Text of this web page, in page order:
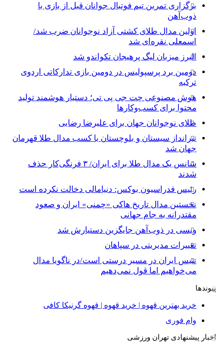
برگزاری تمرین تیم فوتبال جوانان قبل از بازی با
ذوب‌آهن
اولین مدال طلای کشتی آزاد نوجوانان ضرب شد/
اسمعلی نقره‌ای شد
البرز میزبان لیگ پرهیجان تکواندو شد
دومین برد پرسپولیس در دومین بازی تدارکاتی اردوی
ترکیه
هوش مصنوعی چت جی پی تی؛ دستیار هوشمند تولید
محتوا برای کسب‌وکارها
طلای نوجوانان جهان برای علیرضا رضایی
تیرانداز سیستان و بلوچستان با کسب مدال طلا قهرمان
جهان شد
شانس یک مدال طلا برای ایران/ ۳ فرنگی‌کار حذف
شدند
رئیس فدراسیون بوکس: دنیامالی دخالت نکرده است
نخستین مدال تاریخ هاکی «چمنی» ایران و صعود
مقتدرانه به جام جهانی
ویسی در ذوب‌آهن جایگزین دستیارش شد
تغییرات مدیریتی در سپاهان
تنیس ایران در مسیر درستی است/در ناگویا مدال
می‌خواهیم اما قول نمی‌دهیم
پیوندها
خرید بهترین قهوه | خرید قهوه | قهوه گرنیکا کافی
وام فوری
اخبار پیشنهادی تهران ورزشی